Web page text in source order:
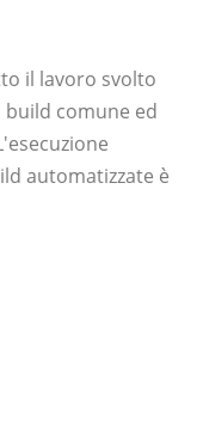
il lavoro svolto
comune ed
automatizzate è